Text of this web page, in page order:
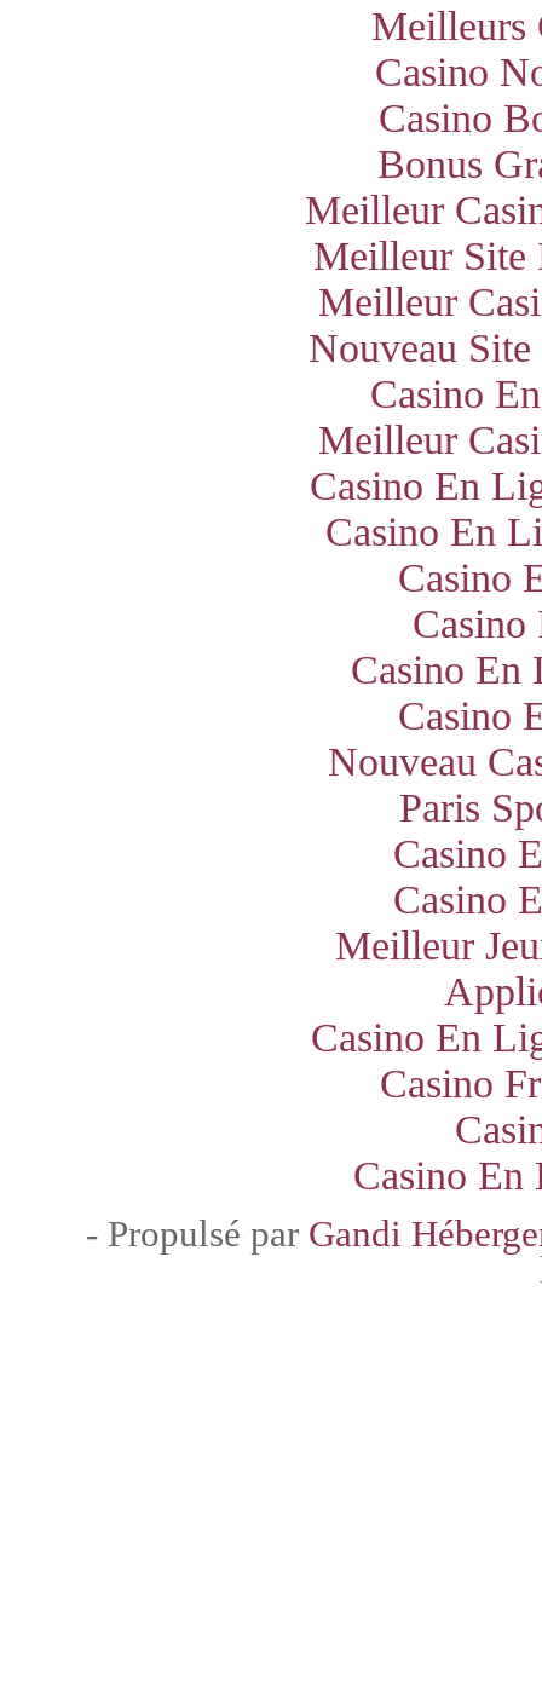
Meilleurs
Casino
Casino
Bonus
Meilleur
Meilleur Site
Meilleur
Nouveau
Casino
Meilleur
Casino En
Casino En
Casino
Casino
Casino En
Casino
Nouveau
Paris
Casino
Casino
Meilleur
Casino En
Casino
Casino En
- Propulsé par Gandi